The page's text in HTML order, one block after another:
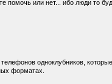
или нет... ибо люди то
одноклубников,
форматах.